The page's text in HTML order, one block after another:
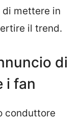
mettere in
il trend.
di
i fan
conduttore